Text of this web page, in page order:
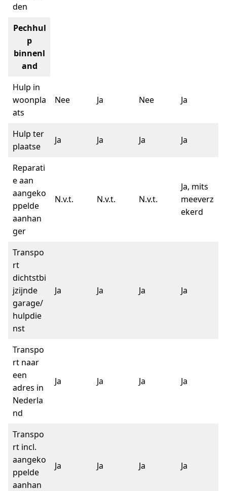
den
Pechhul
p
binnenl
and
Hulp in
woonpla
ats
Nee Ja Nee Ja
Hulp ter
plaatse
Ja Ja Ja Ja
Reparati
e aan
aangeko
ppelde
aanhan
ger
N.v.t. N.v.t. N.v.t.
Ja, mits
meeverz
ekerd
Transpo
rt
dichtstbi
jzijnde
garage/
hulpdie
nst
Ja Ja Ja Ja
Transpo
rt naar
een
adres in
Nederla
nd
Ja Ja Ja Ja
Transpo
rt incl.
aangeko
ppelde
aanhan
Ja Ja Ja Ja